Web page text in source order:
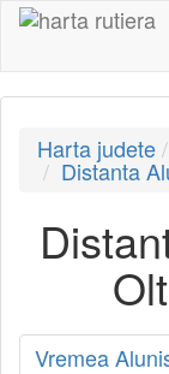
Harta judete
Distanta
Vremea